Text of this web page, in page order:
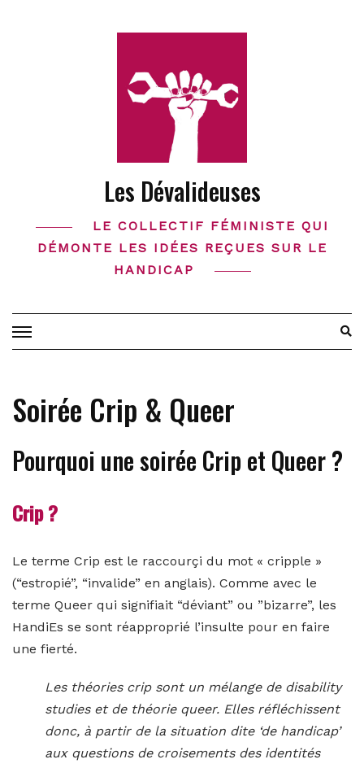
Les Dévalideuses
LE COLLECTIF FÉMINISTE QUI
DÉMONTE LES IDÉES REÇUES SUR LE
HANDICAP
Soirée Crip & Queer
Pourquoi une soirée Crip et Queer ?
Crip ?
Le terme Crip est le raccourçi du mot « cripple »
(“estropié”, “invalide” en anglais). Comme avec le
terme Queer qui signifiait “déviant” ou ”bizarre”, les
HandiEs se sont réapproprié l’insulte pour en faire
une fierté.
Les théories crip sont un mélange de disability
studies et de théorie queer. Elles réfléchissent
donc, à partir de la situation dite ‘de handicap’
aux questions de croisements des identités